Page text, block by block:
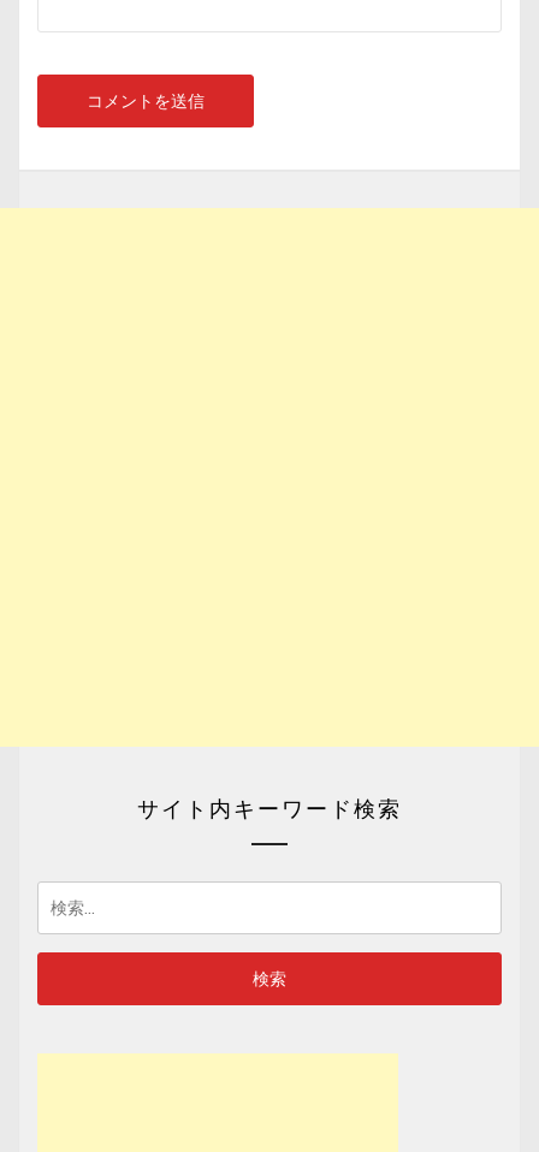
サイト内キーワード検索
検
索: